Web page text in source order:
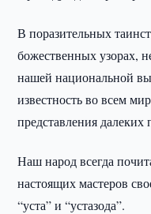
В поразительных
божественных узорах,
нашей национальной
известность во всем
представления далеких
Наш народ всегда
настоящих мастеров
“уста” и “устазода”.